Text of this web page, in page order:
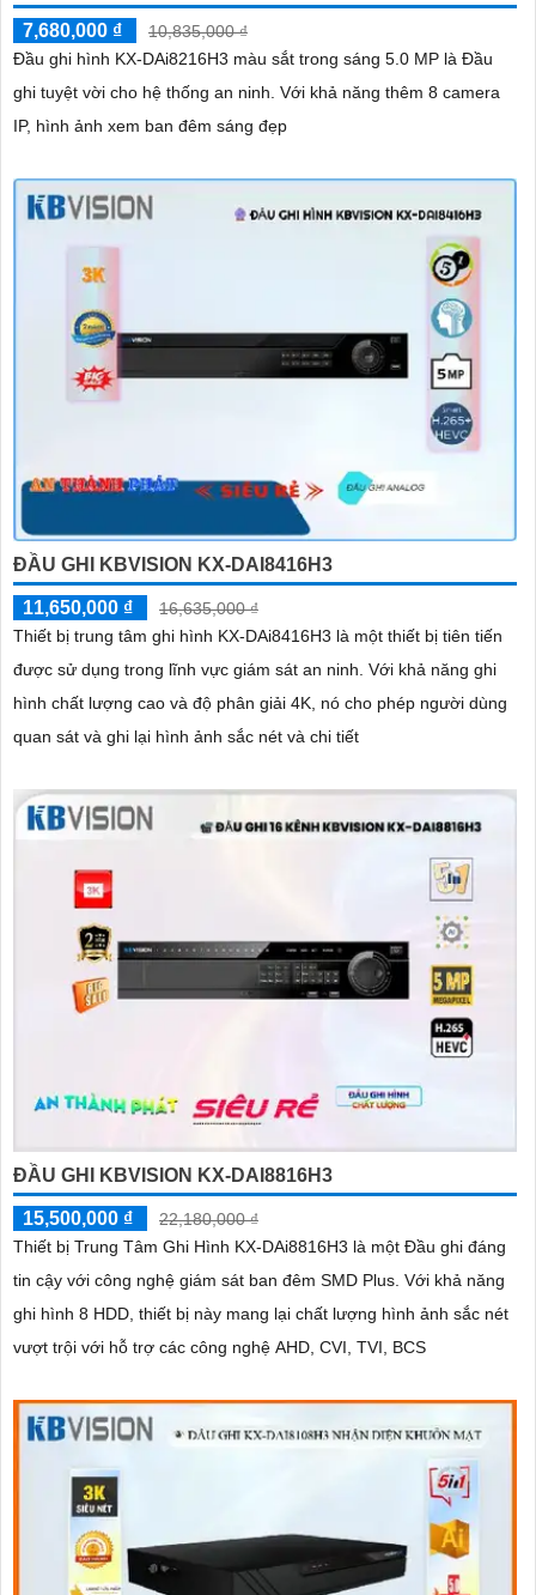
7,680,000 ₫
10,835,000 ₫
Đầu ghi hình KX-DAi8216H3 màu sắt trong sáng 5.0 MP là Đầu
ghi tuyệt vời cho hệ thống an ninh. Với khả năng thêm 8 camera
IP, hình ảnh xem ban đêm sáng đẹp
ĐẦU GHI KBVISION KX-DAI8416H3
11,650,000 ₫
16,635,000 ₫
Thiết bị trung tâm ghi hình KX-DAi8416H3 là một thiết bị tiên tiến
được sử dụng trong lĩnh vực giám sát an ninh. Với khả năng ghi
hình chất lượng cao và độ phân giải 4K, nó cho phép người dùng
quan sát và ghi lại hình ảnh sắc nét và chi tiết
ĐẦU GHI KBVISION KX-DAI8816H3
15,500,000 ₫
22,180,000 ₫
Thiết bị Trung Tâm Ghi Hình KX-DAi8816H3 là một Đầu ghi đáng
tin cậy với công nghệ giám sát ban đêm SMD Plus. Với khả năng
ghi hình 8 HDD, thiết bị này mang lại chất lượng hình ảnh sắc nét
vượt trội với hỗ trợ các công nghệ AHD, CVI, TVI, BCS